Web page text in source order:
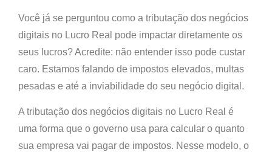
Você já se perguntou como a tributação dos negócios
digitais no Lucro Real pode impactar diretamente os
seus lucros?Acredite: não entender isso pode custar
caro. Estamos falando de impostos elevados, multas
pesadas e até a inviabilidade do seu negócio digital .
A tributação dos negócios digitais no Lucro Real é
uma forma que o governo usa para calcular o quanto
sua empresa vai pagar de impostos. Nesse modelo, o